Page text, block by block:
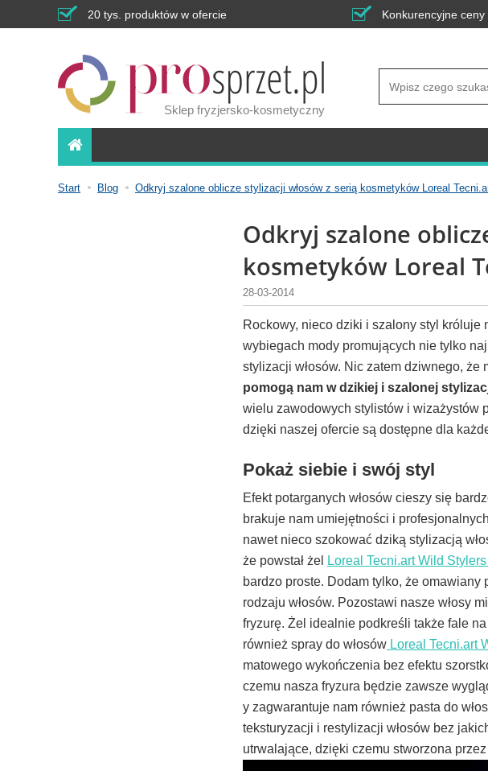
20 tys. produktów w ofercie Konkurencyjne ceny
Sklep fryzjersko-kosmetyczny
Start Blog Odkryj szalone oblicze stylizacji włosów z serią kosmetyków Loreal
Odkryj szalone
kosmetyków Loreal
28-03-2014
Rockowy, nieco dziki i szalony styl
wybiegach mody promujących nie tylko
stylizacji włosów. Nic zatem dziwnego, że
pomogą nam w dzikiej i szalonej
wielu zawodowych stylistów i wizażystów
dzięki naszej ofercie są dostępne dla
Pokaż siebie i swój styl
Efekt potarganych włosów cieszy się
brakuje nam umiejętności i
nawet nieco szokować dziką stylizacją
że powstał żel
Loreal Tecni.art Wild
bardzo proste. Dodam tylko, że
rodzaju włosów. Pozostawi nasze włosy
fryzurę. Żel idealnie podkreśli także fale
również spray do włosów Loreal Tecni.art
matowego wykończenia bez efektu
czemu nasza fryzura będzie zawsze
y zagwarantuje nam również pasta do
teksturyzacji i restylizacji włosów bez
utrwalające, dzięki czemu stworzona